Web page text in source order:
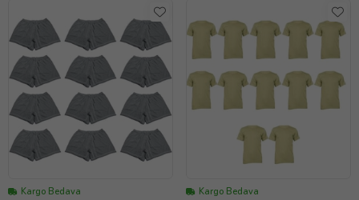
Kargo Bedava Kargo Bedava